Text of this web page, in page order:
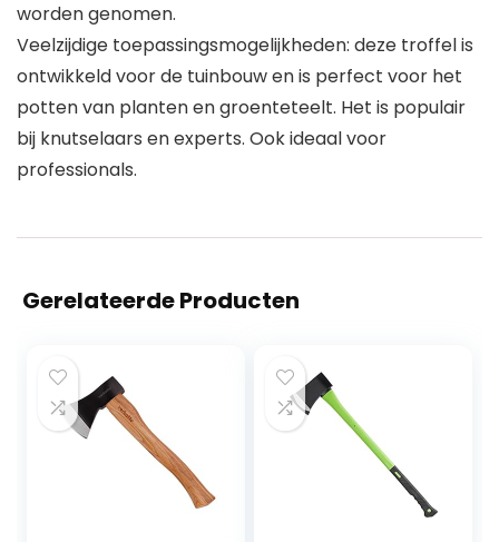
worden genomen.
Veelzijdige toepassingsmogelijkheden: deze troffel is
ontwikkeld voor de tuinbouw en is perfect voor het
potten van planten en groenteteelt. Het is populair
bij knutselaars en experts. Ook ideaal voor
professionals.
Gerelateerde Producten